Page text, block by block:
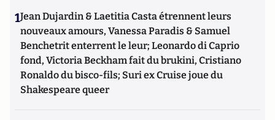
1Jean Dujardin & Laetitia Casta étrennent leurs
nouveaux amours, Vanessa Paradis & Samuel
Benchetrit enterrent le leur; Leonardo di Caprio
fond, Victoria Beckham fait du brukini, Cristiano
Ronaldo du bisco-fils; Suri ex Cruise joue du
Shakespeare queer